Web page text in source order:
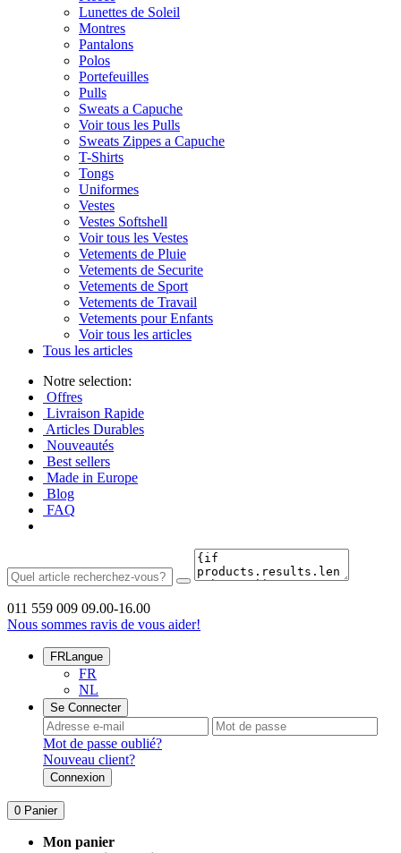
Lunettes de Soleil
Montres
Pantalons
Polos
Portefeuilles
Pulls
Sweats a Capuche
Voir tous les Pulls
Sweats Zippes a Capuche
T-Shirts
Tongs
Uniformes
Vestes
Vestes Softshell
Voir tous les Vestes
Vetements de Pluie
Vetements de Securite
Vetements de Sport
Vetements de Travail
Vetements pour Enfants
Voir tous les articles
Tous les articles
Notre selection:
Offres
Livraison Rapide
Articles Durables
Nouveautés
Best sellers
Made in Europe
Blog
FAQ
011 559 009 09.00-16.00
Nous sommes ravis de vous aider!
FRLangue
FR
NL
Se Connecter
Mot de passe oublié?
Nouveau client?
Connexion
0 Panier
Mon panier